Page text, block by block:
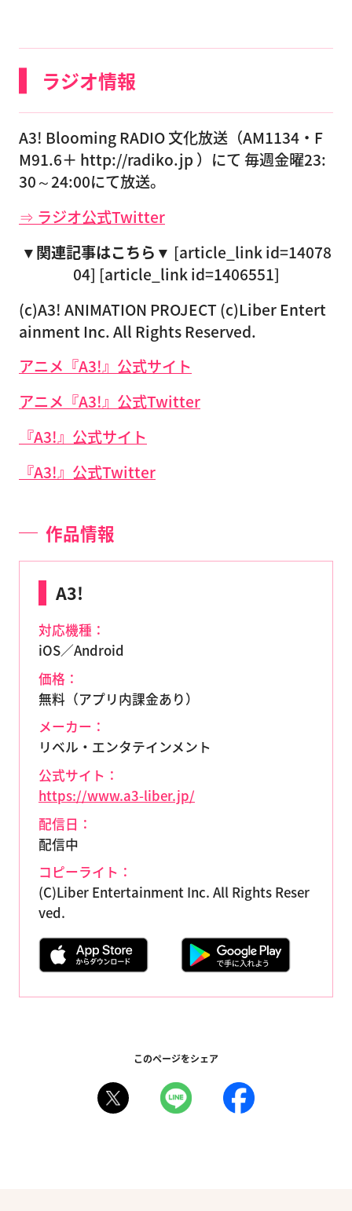
ラジオ情報
A3! Blooming RADIO 文化放送（AM1134・F
M91.6＋ http://radiko.jp ）にて 毎週金曜23:
30～24:00にて放送。
⇒ ラジオ公式Twitter
▼関連記事はこちら▼ [article_link id=14078
04] [article_link id=1406551]
(c)A3! ANIMATION PROJECT (c)Liber Entert
ainment Inc. All Rights Reserved.
アニメ『A3!』公式サイト
アニメ『A3!』公式Twitter
『A3!』公式サイト
『A3!』公式Twitter
作品情報
A3!
対応機種：
iOS／Android
価格：
無料（アプリ内課金あり）
メーカー：
リベル・エンタテインメント
公式サイト：
https://www.a3-liber.jp/
配信日：
配信中
コピーライト：
(C)Liber Entertainment Inc. All Rights Reser
ved.
このページをシェア